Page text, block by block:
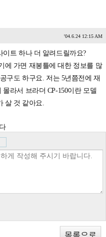
'04.6.24 12:15 AM
트 하나 더 알려드릴까요?
에 가면 재봉틀에 대한 정보를 많
구도 하구요. 저는 5년쯤전에 재
라서 브라더 CP-150이란 모델
살 것 같아요.
목록으로